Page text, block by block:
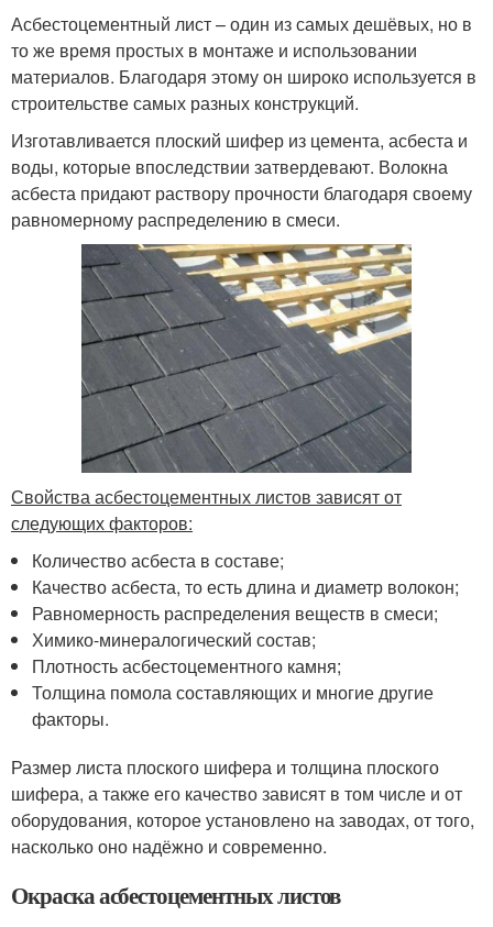
Асбестоцементный лист – один из самых дешёвых, но в
то же время простых в монтаже и использовании
материалов. Благодаря этому он широко используется в
строительстве самых разных конструкций.
Изготавливается плоский шифер из цемента, асбеста и
воды, которые впоследствии затвердевают. Волокна
асбеста придают раствору прочности благодаря своему
равномерному распределению в смеси.
Свойства асбестоцементных листов зависят от
следующих факторов:
Количество асбеста в составе;
Качество асбеста, то есть длина и диаметр волокон;
Равномерность распределения веществ в смеси;
Химико-минералогический состав;
Плотность асбестоцементного камня;
Толщина помола составляющих и многие другие
факторы.
Размер листа плоского шифера и толщина плоского
шифера, а также его качество зависят в том числе и от
оборудования, которое установлено на заводах, от того,
насколько оно надёжно и современно.
Окраска асбестоцементных листов